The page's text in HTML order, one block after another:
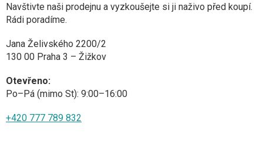
Navštivte naši prodejnu a vyzkoušejte si ji naživo před koupí.
Rádi poradíme.
Jana Želivského 2200/2
130 00 Praha 3 – Žižkov
Otevřeno:
Po–Pá (mimo St): 9:00–16:00
+420 777 789 832